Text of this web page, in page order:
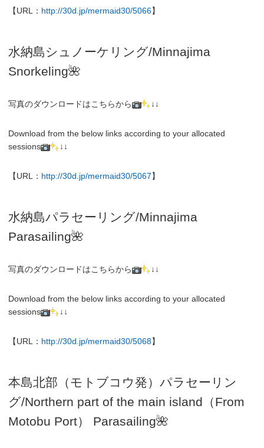
【URL： http://30d.jp/mermaid30/5066】
水納島シュノーケリング/Minnajima
Snorkeling🌺
写真のダウンロードはこちらから ↓↓
Download from the below links according to your allocated
sessions
↓↓
【URL： http://30d.jp/mermaid30/5067】
水納島パラセーリング/Minnajima
Parasailing🌺
写真のダウンロードはこちらから ↓↓
Download from the below links according to your allocated
sessions
↓↓
【URL： http://30d.jp/mermaid30/5068】
本島北部（モトブコウ発）パラセーリン
グ/Northern part of the main island（From
Motobu Port）
Parasailing🌺